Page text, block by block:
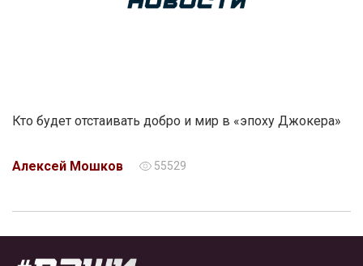
Кто будет отстаивать добро и мир в «эпоху Джокера»
Алексей Мошков 55529